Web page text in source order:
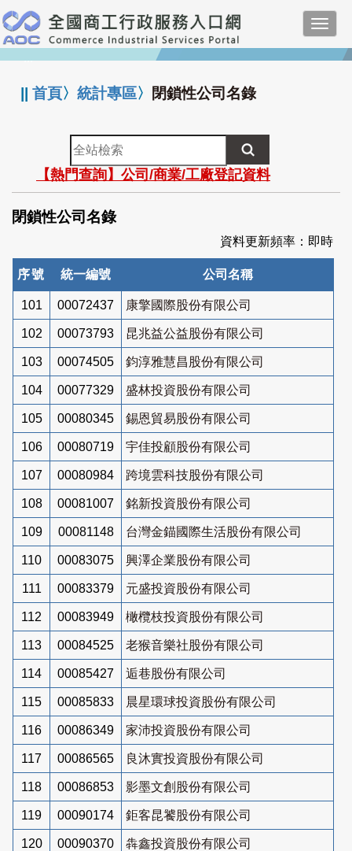
跳
到
主
要
:::
||首頁〉統計專區〉 閉鎖性公司名錄
全
站
檢
索
【熱門查詢】公司/商業/工廠登記資料
閉鎖性公司名錄
資料更新頻率：即時
序號 統一編號 公司名稱
101 00072437 康擎國際股份有限公司
102 00073793 昆兆益公益股份有限公司
103 00074505 鈞淳雅慧昌股份有限公司
104 00077329 盛林投資股份有限公司
105 00080345 錫恩貿易股份有限公司
106 00080719 宇佳投顧股份有限公司
107 00080984 跨境雲科技股份有限公司
108 00081007 銘新投資股份有限公司
109 00081148 台灣金錨國際生活股份有限公司
110 00083075 興澤企業股份有限公司
111 00083379 元盛投資股份有限公司
112 00083949 橄欖枝投資股份有限公司
113 00084525 老猴音樂社股份有限公司
114 00085427 逅巷股份有限公司
115 00085833 晨星環球投資股份有限公司
116 00086349 家沛投資股份有限公司
117 00086565 良沐實投資股份有限公司
118 00086853 影墨文創股份有限公司
119 00090174 鉅客昆饕股份有限公司
120 00090370 犇鑫投資股份有限公司